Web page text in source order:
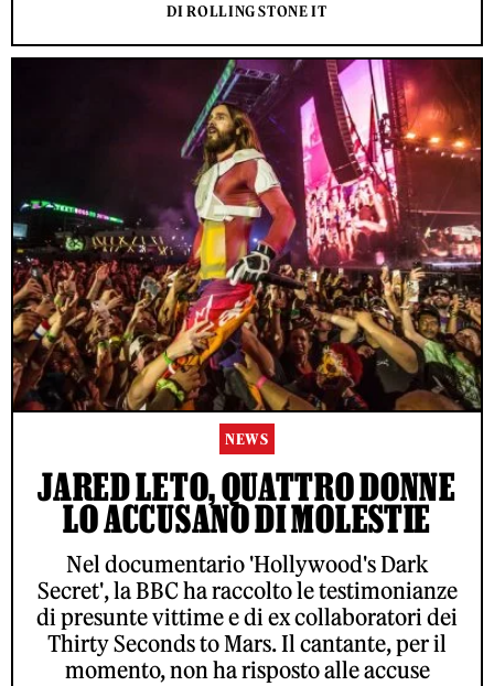
DI ROLLING STONE IT
NEWS
JARED LETO, QUATTRO DONNE
LO ACCUSANO DI MOLESTIE
Nel documentario 'Hollywood's Dark
Secret', la BBC ha raccolto le testimonianze
di presunte vittime e di ex collaboratori dei
Thirty Seconds to Mars. Il cantante, per il
momento, non ha risposto alle accuse